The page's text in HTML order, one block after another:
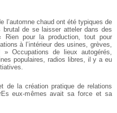
l’automne chaud ont été typiques de
de se laisser atteler dans des
Rien pour la production, tout pour
à l’intérieur des usines, grèves,
Occupations de lieux autogérés,
populaires, radios libres, il y a eu
de la création pratique de relations
eux-mêmes avait sa force et sa